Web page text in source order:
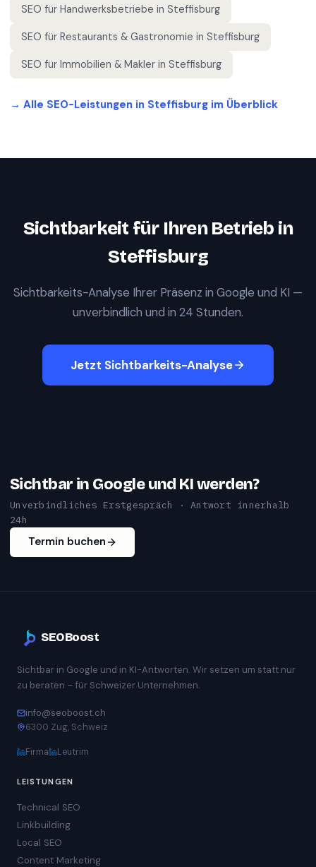
SEO für Handwerksbetriebe in Steffisburg
SEO für Restaurants & Gastronomie in Steffisburg
SEO für Immobilien & Makler in Steffisburg
→ Alle SEO-Leistungen in Steffisburg im Überblick
Sichtbarkeit für Ihren Betrieb in
Steffisburg
Sichtbarkeits-Analyse Ihrer Präsenz in Google und KI —
unverbindlich und in 24 Stunden.
Jetzt Sichtbarkeits-Analyse
Sichtbar in Google und KI werden?
Unverbindliches Erstgespräch · Antwort innerhalb
24h
Termin buchen
SEOBoost
Sichtbar in Google und in KI-Antworten. Wir setzen um statt nur
zu beraten – für Schweizer Unternehmen.
info@seoboost.ch
6300 Zug, Schweiz
Firma Leutrim
LEISTUNGEN
Technical SEO
Linkbuilding
Local SEO
Content Marketing